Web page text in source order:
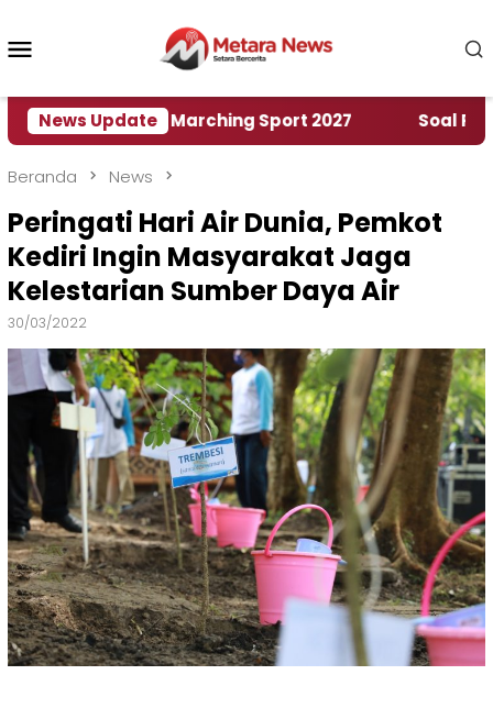
konten
News Update
World Marching Sport 2027 ‎Soal Rencana
Beranda News
Peringati Hari Air Dunia, Pemkot
Kediri Ingin Masyarakat Jaga
Kelestarian Sumber Daya Air
30/03/2022